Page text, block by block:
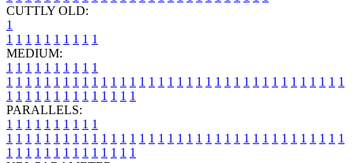
CUTTLY OLD:
1
1 1 1 1 1 1 1 1 1 1
MEDIUM:
1 1 1 1 1 1 1 1 1 1
1 1 1 1 1 1 1 1 1 1 1 1 1 1 1 1 1 1 1 1 1 1 1 1 1 1 1 1 1 1 1 1 1 1 1 1
1 1 1 1 1 1 1 1 1 1 1 1 1 1
PARALLELS:
1 1 1 1 1 1 1 1 1 1
1 1 1 1 1 1 1 1 1 1 1 1 1 1 1 1 1 1 1 1 1 1 1 1 1 1 1 1 1 1 1 1 1 1 1 1
1 1 1 1 1 1 1 1 1 1 1 1 1 1